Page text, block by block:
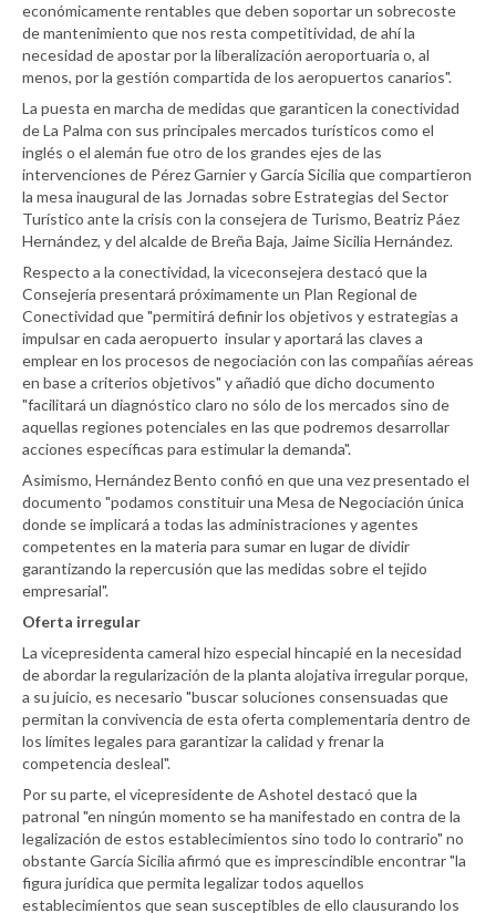
económicamente rentables que deben soportar un sobrecoste
de mantenimiento que nos resta competitividad, de ahí la
necesidad de apostar por la liberalización aeroportuaria o, al
menos, por la gestión compartida de los aeropuertos canarios".
La puesta en marcha de medidas que garanticen la conectividad
de La Palma con sus principales mercados turísticos como el
inglés o el alemán fue otro de los grandes ejes de las
intervenciones de Pérez Garnier y García Sicilia que compartieron
la mesa inaugural de las Jornadas sobre Estrategias del Sector
Turístico ante la crisis con la consejera de Turismo, Beatriz Páez
Hernández, y del alcalde de Breña Baja, Jaime Sicilia Hernández.
Respecto a la conectividad, la viceconsejera destacó que la
Consejería presentará próximamente un Plan Regional de
Conectividad que "permitirá definir los objetivos y estrategias a
impulsar en cada aeropuerto insular y aportará las claves a
emplear en los procesos de negociación con las compañías aéreas
en base a criterios objetivos" y añadió que dicho documento
"facilitará un diagnóstico claro no sólo de los mercados sino de
aquellas regiones potenciales en las que podremos desarrollar
acciones específicas para estimular la demanda".
Asimismo, Hernández Bento confió en que una vez presentado el
documento "podamos constituir una Mesa de Negociación única
donde se implicará a todas las administraciones y agentes
competentes en la materia para sumar en lugar de dividir
garantizando la repercusión que las medidas sobre el tejido
empresarial".
Oferta irregular
La vicepresidenta cameral hizo especial hincapié en la necesidad
de abordar la regularización de la planta alojativa irregular porque,
a su juicio, es necesario "buscar soluciones consensuadas que
permitan la convivencia de esta oferta complementaria dentro de
los límites legales para garantizar la calidad y frenar la
competencia desleal".
Por su parte, el vicepresidente de Ashotel destacó que la
patronal "en ningún momento se ha manifestado en contra de la
legalización de estos establecimientos sino todo lo contrario" no
obstante García Sicilia afirmó que es imprescindible encontrar "la
figura jurídica que permita legalizar todos aquellos
establecimientos que sean susceptibles de ello clausurando los